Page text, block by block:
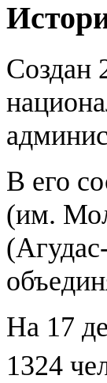
Создан
В его
(им.
На 17
1324